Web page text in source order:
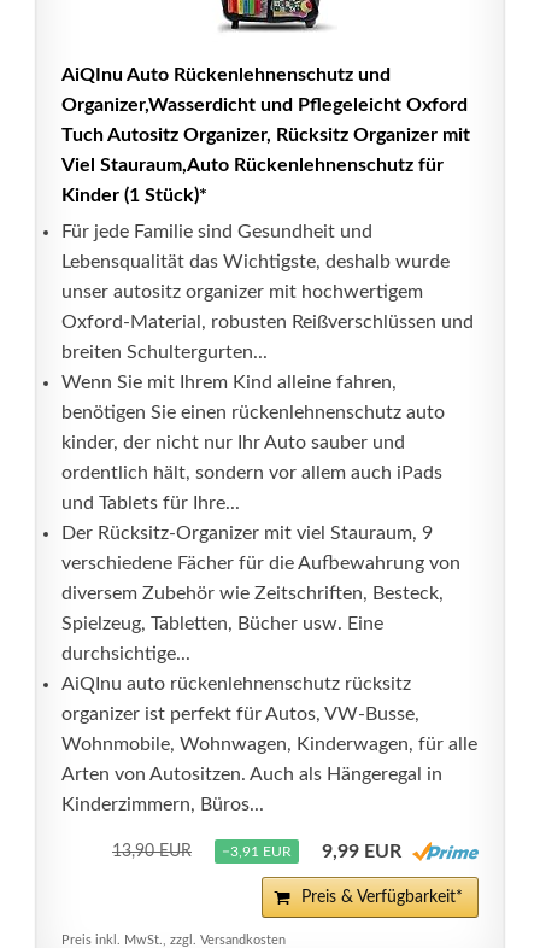
AiQInu Auto Rückenlehnenschutz und
Organizer,Wasserdicht und Pflegeleicht Oxford
Tuch Autositz Organizer, Rücksitz Organizer mit
Viel Stauraum,Auto Rückenlehnenschutz für
Kinder (1 Stück)*
Für jede Familie sind Gesundheit und
Lebensqualität das Wichtigste, deshalb wurde
unser autositz organizer mit hochwertigem
Oxford-Material, robusten Reißverschlüssen und
breiten Schultergurten...
Wenn Sie mit Ihrem Kind alleine fahren,
benötigen Sie einen rückenlehnenschutz auto
kinder, der nicht nur Ihr Auto sauber und
ordentlich hält, sondern vor allem auch iPads
und Tablets für Ihre...
Der Rücksitz-Organizer mit viel Stauraum, 9
verschiedene Fächer für die Aufbewahrung von
diversem Zubehör wie Zeitschriften, Besteck,
Spielzeug, Tabletten, Bücher usw. Eine
durchsichtige...
AiQInu auto rückenlehnenschutz rücksitz
organizer ist perfekt für Autos, VW-Busse,
Wohnmobile, Wohnwagen, Kinderwagen, für alle
Arten von Autositzen. Auch als Hängeregal in
Kinderzimmern, Büros...
13,90 EUR −3,91 EUR 9,99 EUR
Preis & Verfügbarkeit*
Preis inkl. MwSt., zzgl. Versandkosten